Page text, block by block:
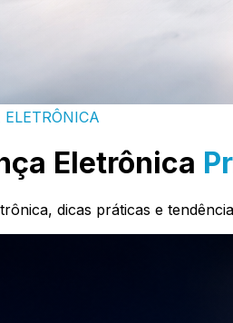
Eletrônica
dicas práticas e